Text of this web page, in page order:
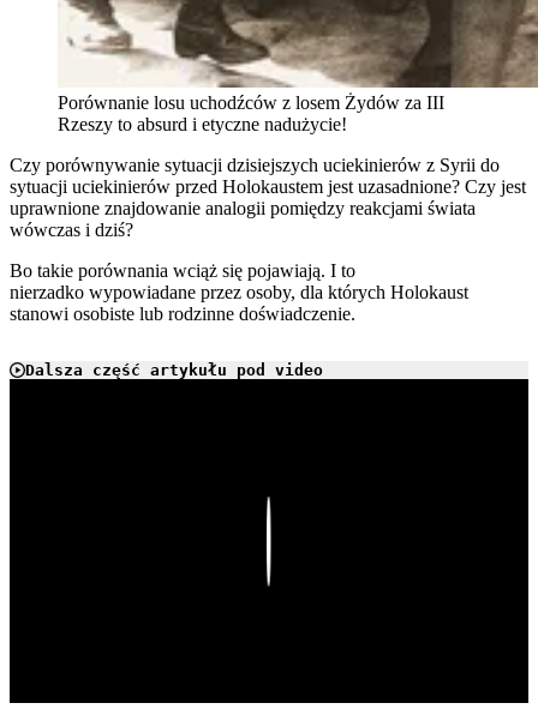
Porównanie losu uchodźców z losem Żydów za III
Rzeszy to absurd i etyczne nadużycie!
Czy porównywanie sytuacji dzisiejszych uciekinierów z Syrii do
sytuacji uciekinierów przed Holokaustem jest uzasadnione? Czy jest
uprawnione znajdowanie analogii pomiędzy reakcjami świata
wówczas i dziś?
Bo takie porównania wciąż się pojawiają. I to
nierzadko wypowiadane przez osoby, dla których Holokaust
stanowi osobiste lub rodzinne doświadczenie.
Dalsza część artykułu pod video